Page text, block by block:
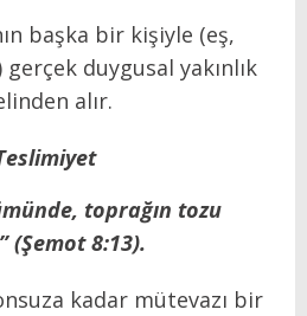
başka bir kişiyle (eş,
duygusal yakınlık
alır.
toprağın tozu
(Şemot 8:13).
kadar mütevazı bir